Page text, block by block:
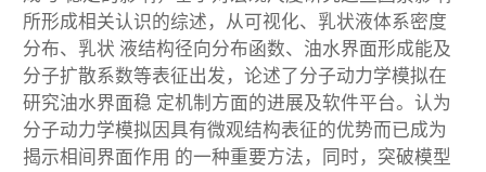
所形成相关认识的综述，从可视化、乳状液体系密度
分布、乳状 液结构径向分布函数、油水界面形成能及
分子扩散系数等表征出发，论述了分子动力学模拟在
研究油水界面稳 定机制方面的进展及软件平台。认为
分子动力学模拟因具有微观结构表征的优势而已成为
揭示相间界面作用 的一种重要方法，同时，突破模型